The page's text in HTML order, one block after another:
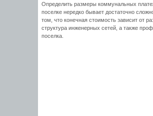
Определить размеры коммунальных
поселке нередко бывает достаточно
том, что конечная стоимость зависит от
структура инженерных сетей, а также
поселка.